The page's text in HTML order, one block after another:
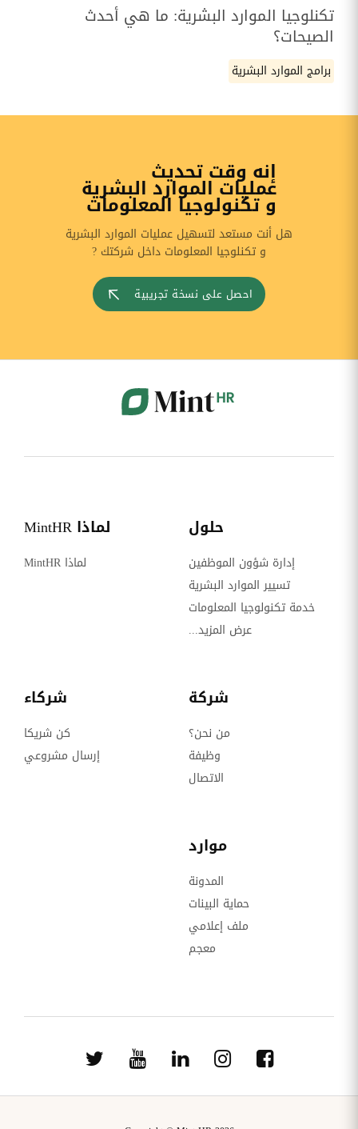
تكنلوجيا الموارد البشرية: ما هي أحدث
الصيحات؟
برامج الموارد البشرية
إنه وقت تحديث
عمليات الموارد البشرية
و تكنولوجيا المعلومات
هل أنت مستعد لتسهيل عمليات الموارد البشرية
و تكنلوجيا المعلومات داخل شركتك ?
احصل على نسخة تجريبية
حلول
إدارة شؤون الموظفين
تسيير الموارد البشرية
خدمة تكنولوجيا المعلومات
عرض المزيد...
لماذا MintHR
لماذا MintHR
شركة
من نحن؟
وظيفة
الاتصال
شركاء
كن شريكا
إرسال مشروعي
موارد
المدونة
حماية البينات
ملف إعلامي
معجم